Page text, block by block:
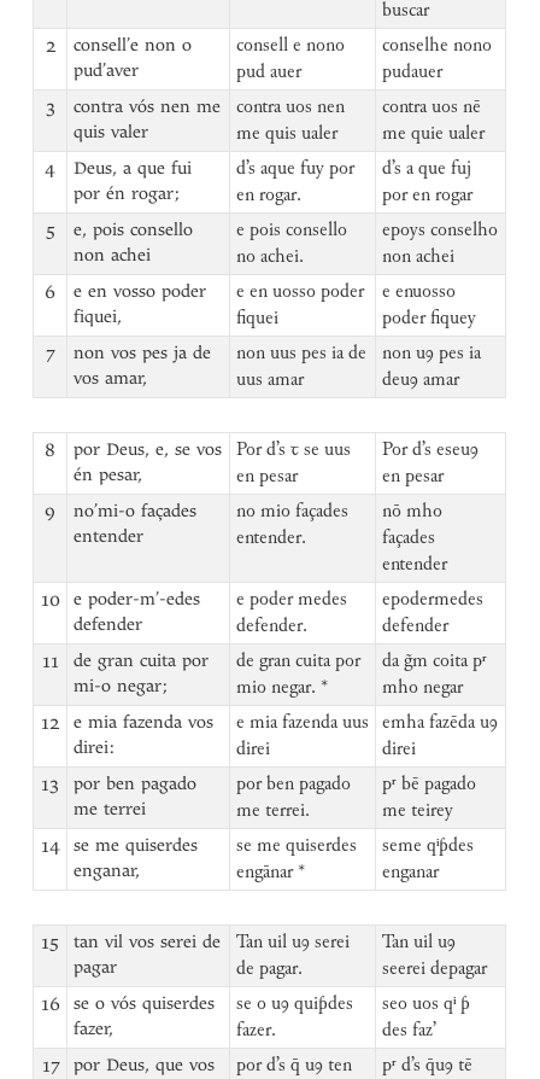
buscar
2
consell’e non o
pud’aver
consell e nono
pud auer
conselhe nono
pudauer
3
contra vós nen me
quis valer
contra uos nen
me quis ualer
contra uos nē
me quie ualer
4
Deus, a que fui
por én rogar;
d’s aque fuy por
en rogar.
d’s a que fuj
por en rogar
5
e, pois consello
non achei
e pois consello
no achei.
epoys conselho
non achei
6
e en vosso poder
fiquei,
e en uosso poder
fiquei
e enuosso
poder fiquey
7
non vos pes ja de
vos amar,
non uus pes ia de
uus amar
non uꝯ pes ia
deuꝯ amar
8
por Deus, e, se vos
én pesar,
Por d’s ꞇ se uus
en pesar
Por d’s eseuꝯ
en pesar
9
no’mi-o façades
entender
no mio façades
entender.
nō mho
façades
entender
10
e poder-m’-edes
defender
e poder medes
defender.
epodermedes
defender
11
de gran cuita por
mi-o negar;
de gran cuita por
mio negar. *
da g̃m coita pʳ
mho negar
12
e mia fazenda vos
direi:
e mia fazenda uus
direi
emha fazēda uꝯ
direi
13
por ben pagado
me terrei
por ben pagado
me terrei.
pʳ bē pagado
me teirey
14
se me quiserdes
enganar,
se me quiserdes
engānar *
seme qⁱƥdes
enganar
15
tan vil vos serei de
pagar
Tan uil uꝯ serei
de pagar.
Tan uil uꝯ
seerei depagar
16
se o vós quiserdes
fazer,
se o uꝯ quiƥdes
fazer.
seo uos qⁱ ƥ
des faz’
17
por Deus, que vos
por d’s q̄ uꝯ ten
pʳ d’s q̄uꝯ tē